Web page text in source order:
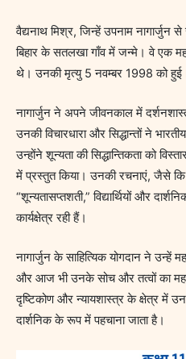
वैद्यनाथ मिश्र, जिन्हें उपनाम नागार्जुन
बिहार के सतलखा गाँव में जन्मे। वे एक
थे। उनकी मृत्यु 5 नवम्बर 1998 को
नागार्जुन ने अपने जीवनकाल में
उनकी विचारधारा और सिद्धान्तों ने
उन्होंने शून्यता की सिद्धान्तिकता को
में प्रस्तुत किया। उनकी रचनाएं, जैसे
“शून्यतासप्तशती,” विद्यार्थियों और
कार्यक्षेत्र रही हैं।
नागार्जुन के साहित्यिक योगदान ने उन्हें
और आज भी उनके सोच और तत्वों का
दृष्टिकोण और न्यायशास्त्र के क्षेत्र में
दार्शनिक के रूप में पहचाना जाता है।